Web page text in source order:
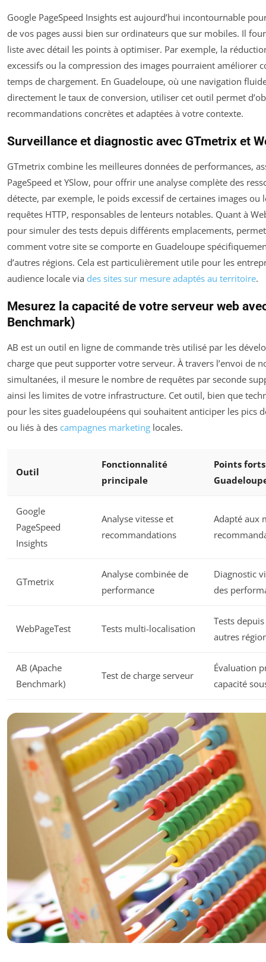
Google PageSpeed Insights est aujourd’hui incontournable
de vos pages aussi bien sur ordinateurs que sur mobiles. Il
liste avec détail les points à optimiser. Par exemple, la
excessifs ou la compression des images pourraient améliorer
temps de chargement. En Guadeloupe, où une navigation
directement le taux de conversion, utiliser cet outil permet
recommandations concrètes et adaptées à votre contexte.
Surveillance et diagnostic avec GTmetrix et
GTmetrix combine les meilleures données de performances,
PageSpeed et YSlow, pour offrir une analyse complète des
détecte, par exemple, le poids excessif de certaines images ou
requêtes HTTP, responsables de lenteurs notables. Quant à
pour simuler des tests depuis différents emplacements,
comment votre site se comporte en Guadeloupe
d’autres régions. Cela est particulièrement utile pour les
audience locale via des sites sur mesure adaptés au territoire.
Mesurez la capacité de votre serveur web
Benchmark)
AB est un outil en ligne de commande très utilisé par les
charge que peut supporter votre serveur. À travers l’envoi de
simultanées, il mesure le nombre de requêtes par seconde
ainsi les limites de votre infrastructure. Cet outil, bien que
pour les sites guadeloupéens qui souhaitent anticiper les pics
ou liés à des campagnes marketing locales.
Outil
Fonctionnalité
principale
Points
Google
PageSpeed
Insights
Analyse vitesse et
recommandations
Adapté aux
GTmetrix
Analyse combinée de
performance
Diagnostic
des
WebPageTest Tests multi-localisation
Tests
autres
AB (Apache
Benchmark)
Test de charge serveur
Évaluation
capacité